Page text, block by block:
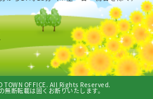
TOWN OFFICE. All Rights Reserved.
断転載は固くお断りいたします。